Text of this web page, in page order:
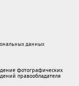
данных
фотографических
правообладателя